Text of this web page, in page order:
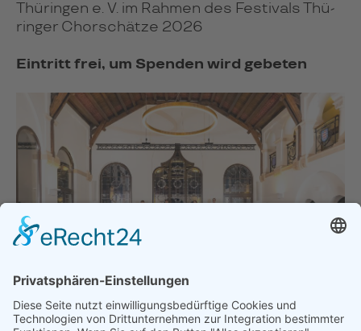
Thü­rin­gen e. V. im Rah­men des Fes­ti­vals Thü­
rin­ger Chor­schätze 2026
Eintritt frei, um Spenden wird gebeten
Jenaer Madrigalkreis, Foto: JenaKultur, Alexandra Münch